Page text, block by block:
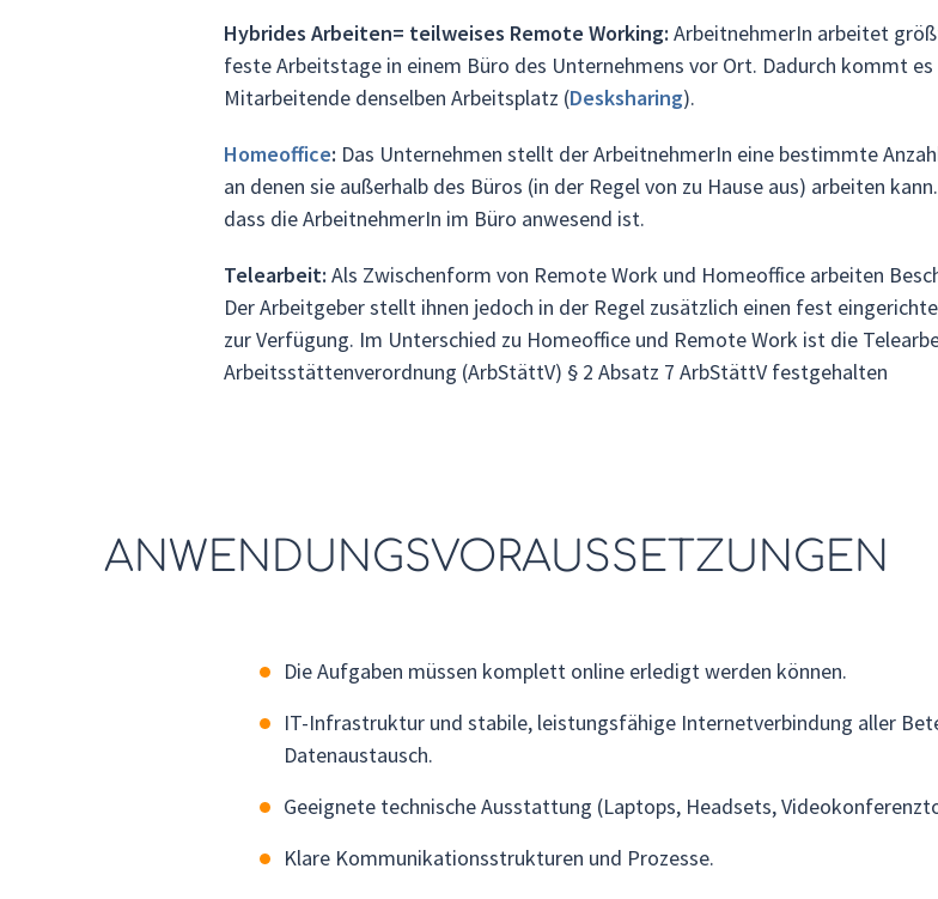
Hybrides Arbeiten= teilweises Remote Working: ArbeitnehmerIn arbeitet
feste Arbeitstage in einem Büro des Unternehmens vor Ort. Dadurch kommt
Mitarbeitende denselben Arbeitsplatz (Desksharing).
Homeoffice: Das Unternehmen stellt der ArbeitnehmerIn eine bestimmte
an denen sie außerhalb des Büros (in der Regel von zu Hause aus) arbeiten
dass die ArbeitnehmerIn im Büro anwesend ist.
Telearbeit: Als Zwischenform von Remote Work und Homeoffice arbeiten
Der Arbeitgeber stellt ihnen jedoch in der Regel zusätzlich einen fest
zur Verfügung. Im Unterschied zu Homeoffice und Remote Work ist die
Arbeitsstättenverordnung (ArbStättV) § 2 Absatz 7 ArbStättV festgehalten
ANWENDUNGSVORAUSSETZUNGEN
Die Aufgaben müssen komplett online erledigt werden können.
IT-Infrastruktur und stabile, leistungsfähige Internetverbindung aller
Datenaustausch.
Geeignete technische Ausstattung (Laptops, Headsets,
Klare Kommunikationsstrukturen und Prozesse.